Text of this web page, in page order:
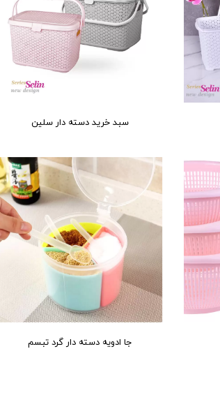
سبد خرید دسته دار سلین
جا ادویه دسته دار گرد تبسم